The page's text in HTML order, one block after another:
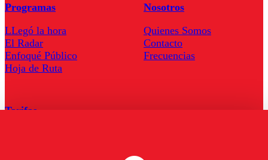
Programas
LLegó la hora
El Radar
Enfoqué Público
Hoja de Ruta
Nosotros
Quienes Somos
Contacto
Frecuencias
Tarifas